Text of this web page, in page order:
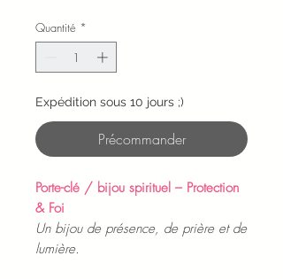
Quantité *
Expédition sous 10 jours ;)
Précommander
Porte-clé / bijou spirituel – Protection
& Foi
Un bijou de présence, de prière et de
lumière.